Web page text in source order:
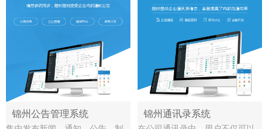
事效率 系统更易用、更实用，操
作更顺畅、更人性化
间管理平台
锦州公告管理系统 锦州通讯录系统